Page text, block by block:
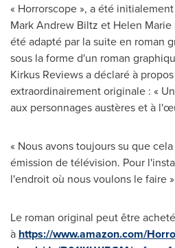
« Horrorscope », a été
Mark Andrew Biltz et Helen
été adapté par la suite en roman
sous la forme d'un roman
Kirkus Reviews a déclaré à
extraordinairement originale : «
aux personnages austères et à
« Nous avons toujours su que
émission de télévision. Pour
l'endroit où nous voulons le faire
Le roman original peut être
à https://www.amazon.com/